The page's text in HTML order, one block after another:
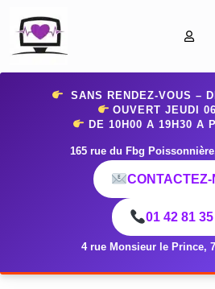
SANS RENDEZ-VOUS –
OUVERT JEUDI
DE 10H00 A 19H30 A
165 rue du Fbg
CONTACTEZ-
01 42 81
4 rue Monsieur le Prince,